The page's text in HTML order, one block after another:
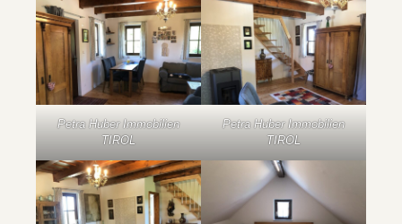
Petra Huber Immobilien
TIROL
Petra Huber Immobilien
TIROL